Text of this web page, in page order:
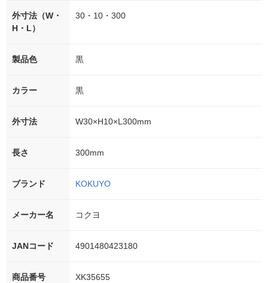
外寸法（W・
H・L）
30・10・300
製品色 黒
カラー 黒
外寸法 W30×H10×L300mm
長さ 300mm
ブランド KOKUYO
メーカー名 コクヨ
JANコード 4901480423180
商品番号 XK35655